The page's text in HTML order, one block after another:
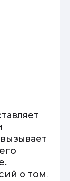
о том,